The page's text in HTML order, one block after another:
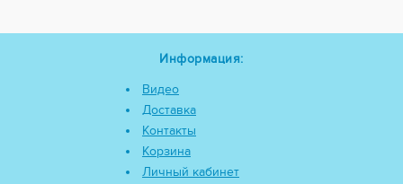
Информация:
Видео
Доставка
Контакты
Корзина
Личный кабинет